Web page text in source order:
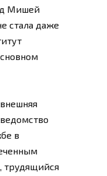
Мишей
стала даже
в
трудящийся